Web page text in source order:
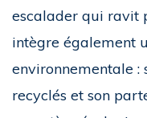
escalader qui ravit
intègre également
environnementale
recyclés et son